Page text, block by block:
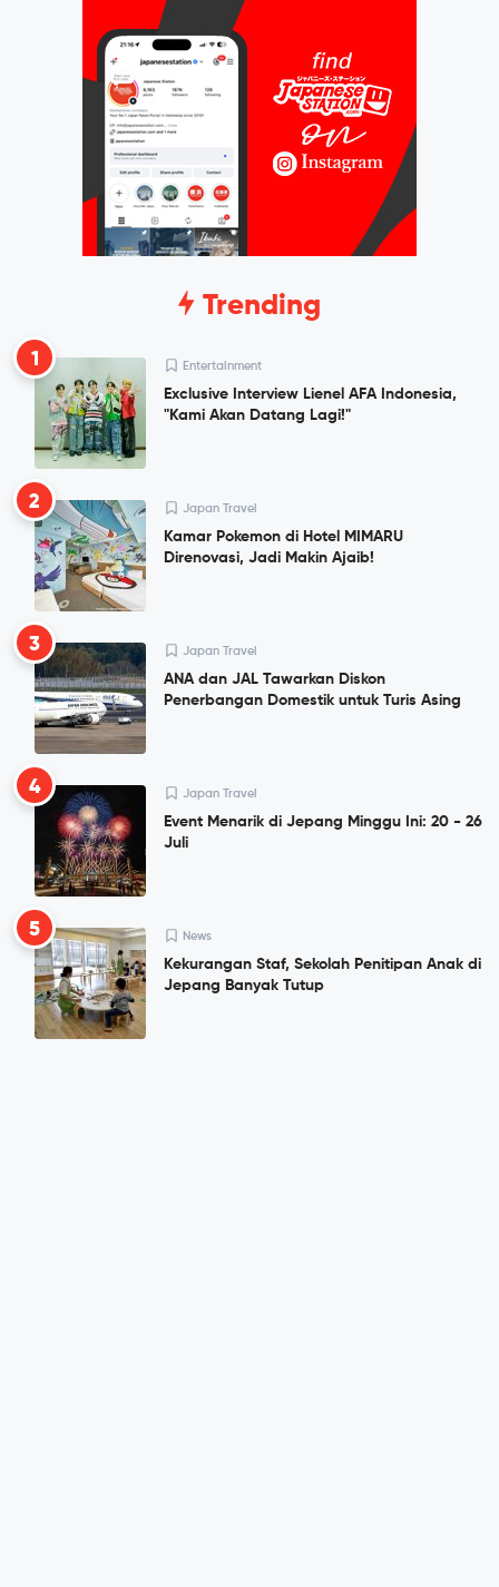
Trending
1 Entertainment
Exclusive Interview Lienel AFA Indonesia,
"Kami Akan Datang Lagi!"
2 Japan Travel
Kamar Pokemon di Hotel MIMARU
Direnovasi, Jadi Makin Ajaib!
3 Japan Travel
ANA dan JAL Tawarkan Diskon
Penerbangan Domestik untuk Turis Asing
4 Japan Travel
Event Menarik di Jepang Minggu Ini: 20 - 26
Juli
5 News
Kekurangan Staf, Sekolah Penitipan Anak di
Jepang Banyak Tutup